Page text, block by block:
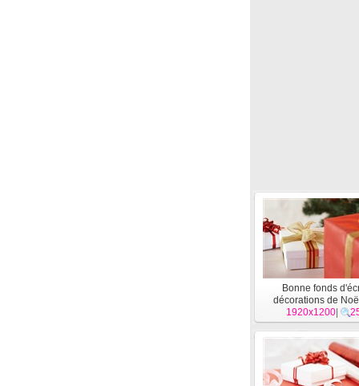
Bonne fonds
décorations de
1920x1200